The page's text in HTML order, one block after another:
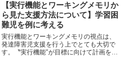
断しないことです。例え...
【実行機能とワーキングメモリか
ら見た支援方法について】学習困
難児を例に考える
実行機能とワーキングメモリの視点は、
発達障害児支援を行う上でとても大切で
す。〝実行機能″が目標に向けて計画を立